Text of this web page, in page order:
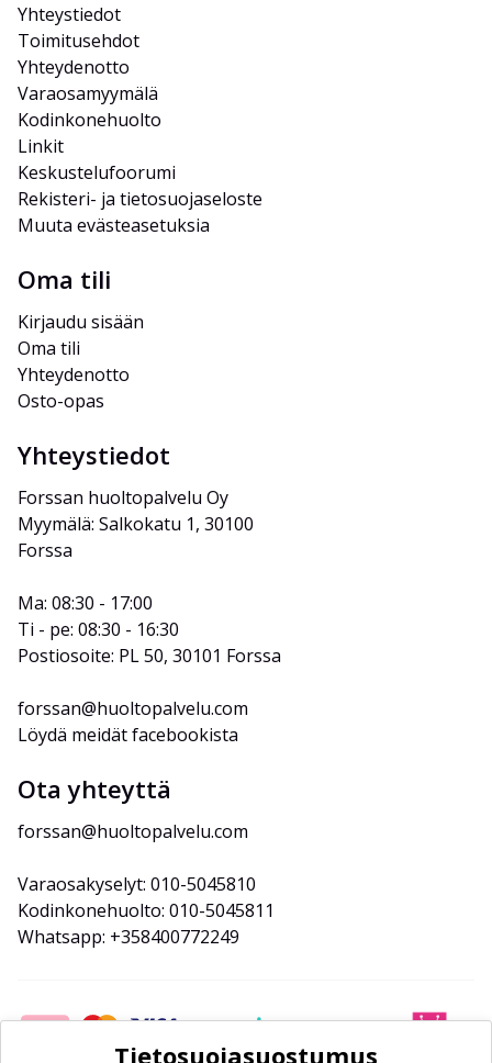
Yhteystiedot
Toimitusehdot
Yhteydenotto
Varaosamyymälä
Kodinkonehuolto
Linkit
Keskustelufoorumi
Rekisteri- ja tietosuojaseloste
Muuta evästeasetuksia
Oma tili
Kirjaudu sisään
Oma tili
Yhteydenotto
Osto-opas
Yhteystiedot
Forssan huoltopalvelu Oy
Myymälä: Salkokatu 1, 30100
Forssa
Ma: 08:30 - 17:00
Ti - pe: 08:30 - 16:30
Postiosoite: PL 50, 30101 Forssa
forssan@huoltopalvelu.com
Löydä meidät facebookista
Ota yhteyttä
forssan@huoltopalvelu.com
Varaosakyselyt: 010-5045810
Kodinkonehuolto: 010-5045811
Whatsapp: +358400772249
Tietosuojasuostumus